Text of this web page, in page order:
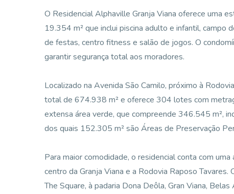
O Residencial Alphaville Granja Viana oferece uma
19.354 m² que inclui piscina adulto e infantil, campo
de festas, centro fitness e salão de jogos. O
garantir segurança total aos moradores.
Localizado na Avenida São Camilo, próximo à
total de 674.938 m² e oferece 304 lotes com
extensa área verde, que compreende 346.545 m²,
dos quais 152.305 m² são Áreas de Preservação
Para maior comodidade, o residencial conta com
centro da Granja Viana e a Rodovia Raposo
The Square, à padaria Dona Deôla, Gran Viana,